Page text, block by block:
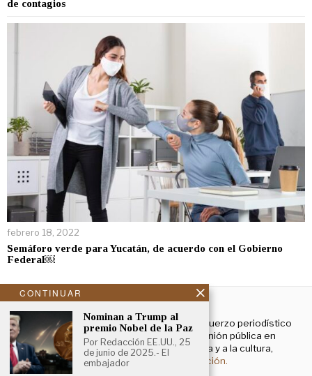
de contagios
febrero 18, 2022
Semáforo verde para Yucatán, de acuerdo con el Gobierno
Federal￼
NOSOTROS
El Cronista Yucatán es un esfuerzo periodístico
enfocado a contribuir a la opinión pública en
temas que atañen a la política y a la cultura,
principalmente.
Más información.
CONTINUAR
Nominan a Trump al
premio Nobel de la Paz
Por Redacción EE.UU., 25
de junio de 2025.- El
embajador